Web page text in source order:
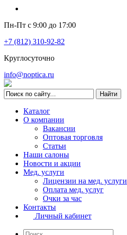
Пн-Пт с 9:00 до 17:00
+7 (812) 310-92-82
Круглосуточно
info@noptica.ru
Каталог
О компании
Вакансии
Оптовая торговля
Статьи
Наши салоны
Новости и акции
Мед. услуги
Лицензии на мед. услуги
Оплата мед. услуг
Очки за час
Контакты
Личный кабинет